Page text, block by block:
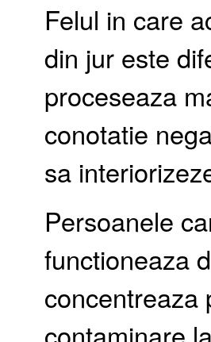
Felul in care
din jur este
proceseaza
conotatie
sa
Persoanele
functioneaza
concentreaza
contaminare